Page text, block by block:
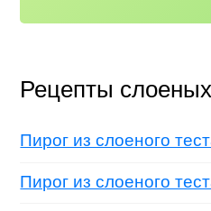
Рецепты
Пирог из слоеного
Пирог из слоеного